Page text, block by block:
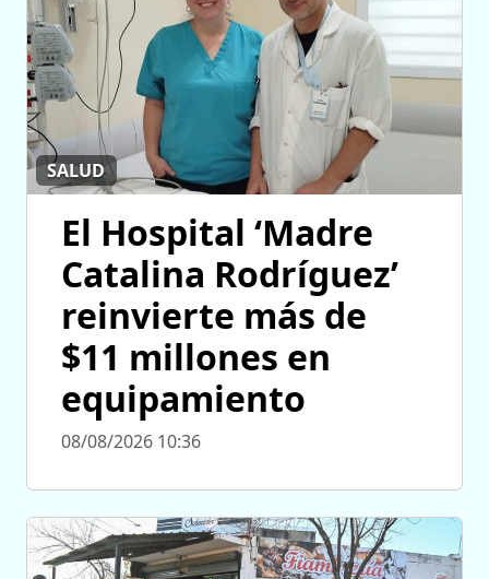
SALUD
El Hospital ‘Madre
Catalina Rodríguez’
reinvierte más de
$11 millones en
equipamiento
08/08/2026 10:36